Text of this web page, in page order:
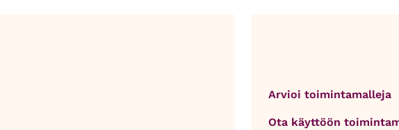
Arvioi toimintamalleja
Ota käyttöön